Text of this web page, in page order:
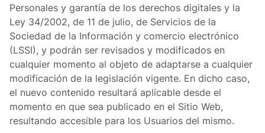
Personales y garantía de los derechos digitales y la
Ley 34/2002, de 11 de julio, de Servicios de la
Sociedad de la Información y comercio electrónico
(LSSI), y podrán ser revisados y modificados en
cualquier momento al objeto de adaptarse a cualquier
modificación de la legislación vigente. En dicho caso,
el nuevo contenido resultará aplicable desde el
momento en que sea publicado en el Sitio Web,
resultando accesible para los Usuarios del mismo.